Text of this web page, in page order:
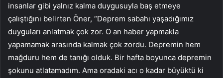
insanlar gibi yalnız kalma duygusuyla baş etmeye
çalıştığını belirten Öner, “Deprem sabahı yaşadığımız
duyguları anlatmak çok zor. O an haber yapmakla
yapamamak arasında kalmak çok zordu. Depremin hem
mağduru hem de tanığı olduk. Bir hafta boyunca depremin
şokunu atlatamadım. Ama oradaki acı o kadar büyüktü ki